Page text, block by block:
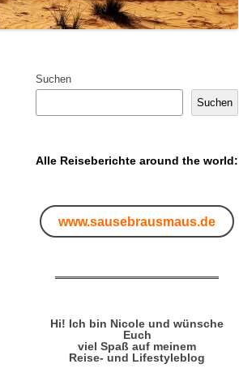
Suchen
Suchen
Alle Reiseberichte around the world:
www.sausebrausmaus.de
Hi! Ich bin Nicole und wünsche
Euch
viel Spaß auf meinem
Reise- und Lifestyleblog